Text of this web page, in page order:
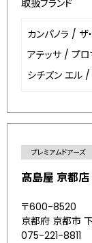
取扱ブランド
カンパノラ / ザ
アテッサ / プロ
シチズン エル /
プレミアムドアーズ
髙島屋 京都
〒600-8520
京都府 京都市
075-221-8811